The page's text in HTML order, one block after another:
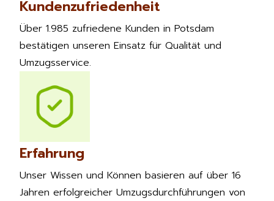
Erfahrung
Unser Wissen und Können basieren auf über 16
Jahren erfolgreicher Umzugsdurchführungen von
Kundenzufriedenheit
Über 1.985 zufriedene Kunden in Potsdam
bestätigen unseren Einsatz für Qualität und
Umzugsservice.